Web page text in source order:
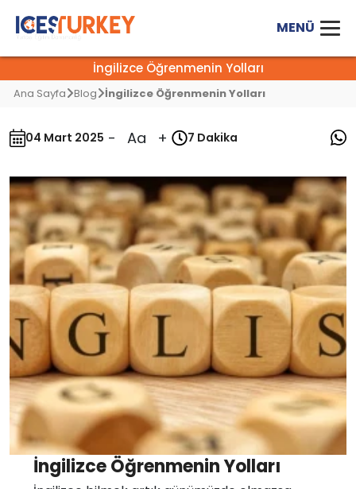
İngilizce Öğrenmenin Yolları
Ana Sayfa Blog İngilizce Öğrenmenin Yolları
04 Mart 2025 - Aa + 7 Dakika
İngilizce Öğrenmenin Yolları